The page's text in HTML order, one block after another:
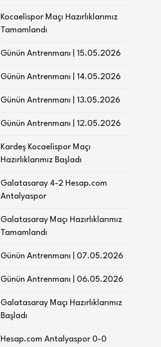
Kocaelispor Maçı Hazırlıklarımız
Tamamlandı
Günün Antrenmanı | 15.05.2026
Günün Antrenmanı | 14.05.2026
Günün Antrenmanı | 13.05.2026
Günün Antrenmanı | 12.05.2026
Kardeş Kocaelispor Maçı
Hazırlıklarımız Başladı
Galatasaray 4-2 Hesap.com
Antalyaspor
Galatasaray Maçı Hazırlıklarımız
Tamamlandı
Günün Antrenmanı | 07.05.2026
Günün Antrenmanı | 06.05.2026
Galatasaray Maçı Hazırlıklarımız
Başladı
Hesap.com Antalyaspor 0-0